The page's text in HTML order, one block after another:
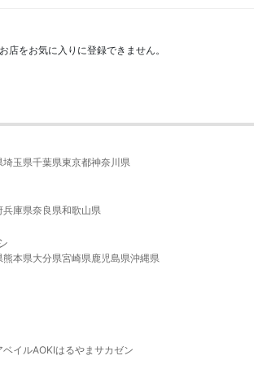
をお気に入りに登録できません。
埼玉県千葉県東京都神奈川県
兵庫県奈良県和歌山県
熊本県大分県宮崎県鹿児島県沖縄県
ベイルAOKIはるやま サカゼン